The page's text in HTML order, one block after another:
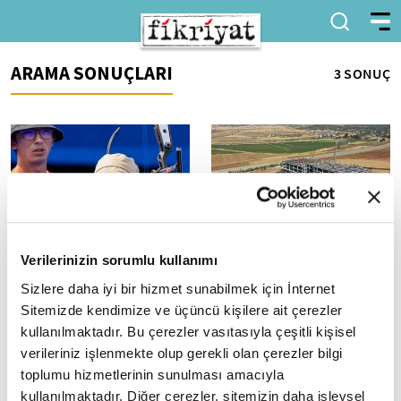
Verilerinizin sorumlu kullanımı
Sizlere daha iyi bir hizmet sunabilmek için İnternet
Sitemizde kendimize ve üçüncü kişilere ait çerezler
kullanılmaktadır. Bu çerezler vasıtasıyla çeşitli kişisel
verileriniz işlenmekte olup gerekli olan çerezler bilgi
toplumu hizmetlerinin sunulması amacıyla
kullanılmaktadır. Diğer çerezler, sitemizin daha işlevsel
ARAMA SONUÇLARI 3 SONUÇ
Geleneksel Türk Okçuluğu
Türkiye Şampiyonası Sona
Erdi
40 ilden 660 sporcunun
katılımıyla Düzce Akçakoca'da
gerçekleştirilen Geleneksel
Türk Okçuluğu Türkiye
Şampiyonası tamamlandı....
Akçakoca'da 50 yataklı
devlet hastanesinin temeli
atıldı
Sağlık Bakanlığınca 22 bin
metrekare kapalı alanda inşa
edilecek 50 yataklı hastanede,
22 diyaliz ünitesi, yoğun
bakım,...